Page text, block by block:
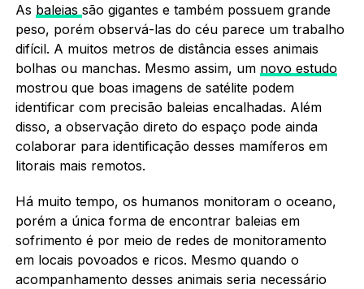
As baleias são gigantes e também possuem grande
peso, porém observá-las do céu parece um trabalho
difícil. A muitos metros de distância esses animais
bolhas ou manchas. Mesmo assim, um novo estudo
mostrou que boas imagens de satélite podem
identificar com precisão baleias encalhadas. Além
disso, a observação direto do espaço pode ainda
colaborar para identificação desses mamíferos em
litorais mais remotos.
Há muito tempo, os humanos monitoram o oceano,
porém a única forma de encontrar baleias em
sofrimento é por meio de redes de monitoramento
em locais povoados e ricos. Mesmo quando o
acompanhamento desses animais seria necessário